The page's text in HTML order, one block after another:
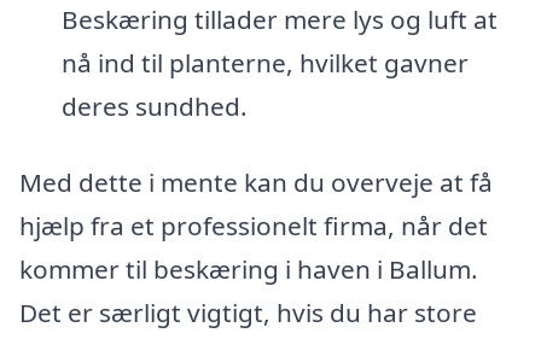
Beskæring tillader mere lys og luft at
nå ind til planterne, hvilket gavner
deres sundhed.
Med dette i mente kan du overveje at få
hjælp fra et professionelt firma, når det
kommer til beskæring i haven i Ballum.
Det er særligt vigtigt, hvis du har store